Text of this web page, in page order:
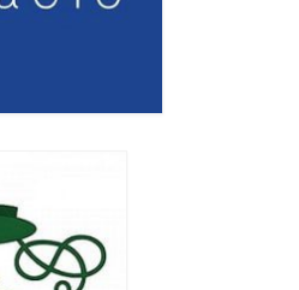
Święta 2019
2019
w parafii św. Jakuba